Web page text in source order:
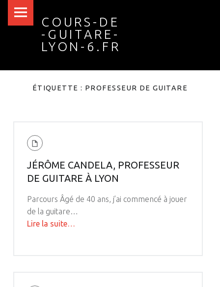
COURS-DE
-GUITARE-
LYON-6.FR
Cours-
Lyon-
Skip
ÉTIQUETTE : PROFESSEUR DE GUITARE
JÉRÔME CANDELA, PROFESSEUR
DE GUITARE À LYON
Parcours Âgé de 40 ans, j’ai commencé à jouer
de la guitare…
Lire la suite"Jérôme
…